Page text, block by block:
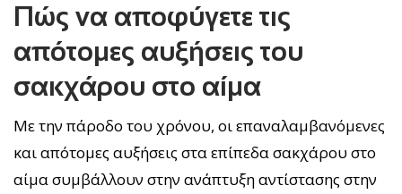
Πώς να αποφύγετε τις
απότομες αυξήσεις του
σακχάρου στο αίμα
Με την πάροδο του χρόνου, οι επαναλαμβανόμενες
και απότομες αυξήσεις στα επίπεδα σακχάρου στο
αίμα συμβάλλουν στην ανάπτυξη αντίστασης στην